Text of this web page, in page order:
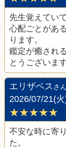
先生覚えてい
心配ごとがあ
ります。
鑑定が癒され
とうございます
エリザベスさ
2026/07/21(
★★★★★
不安な時に寄
た。